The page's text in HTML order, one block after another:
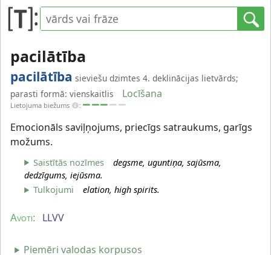
pacilātība
pacilātība sieviešu dzimtes 4. deklinācijas lietvārds;
parasti formā: vienskaitlis
Locīšana
Lietojuma biežums :
Emocionāls saviļņojums, priecīgs satraukums, garīgs
možums.
Saistītās nozīmes
degsme, uguntiņa, sajūsma,
dedzīgums, iejūsma.
Tulkojumi
elation, high spirits.
Avoti: LLVV
Piemēri valodas korpusos